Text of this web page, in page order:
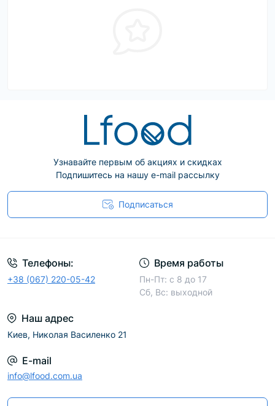
Узнавайте первым об акциях и скидках
Подпишитесь на нашу e-mail рассылку
Подписаться
Телефоны:
+38 (067) 220-05-42
Время работы
Пн-Пт: с 8 до 17
Сб, Вс: выходной
Наш адрес
Киев, Николая Василенко 21
E-mail
info@lfood.com.ua